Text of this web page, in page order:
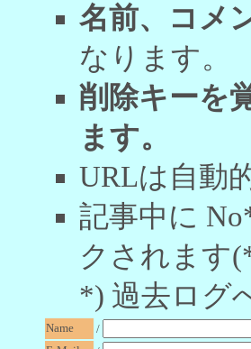
名前、コメ
なります。
削除キーを
ます。
URLは自動
記事中に
クされます
*) 過去ログ
Name
/